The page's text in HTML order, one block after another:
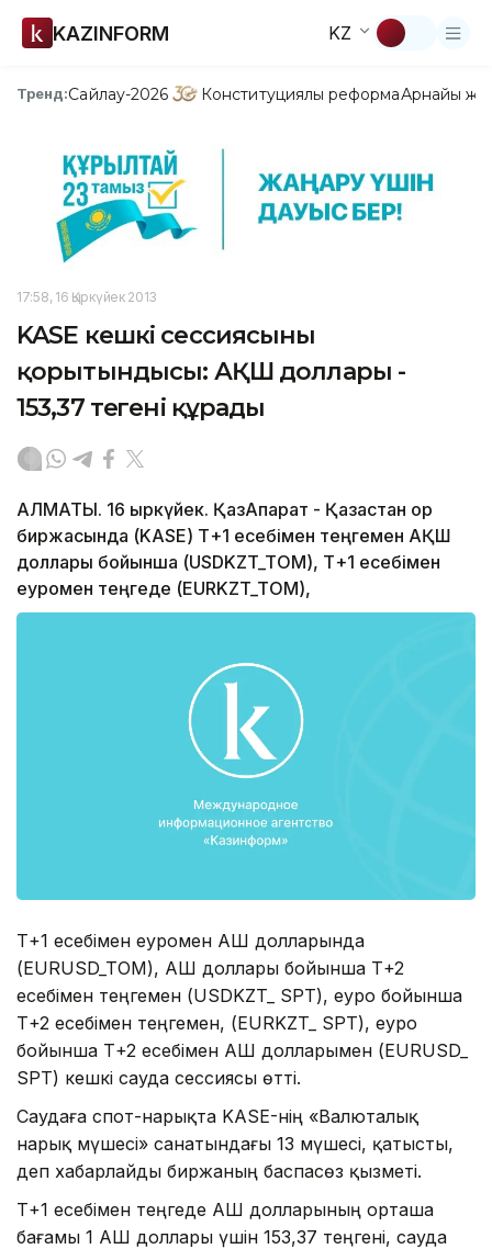
KAZINFORM KZ
Тренд:Сайлау-2026 Конституциялық реформаАрнайы
17:58, 16 Қыркүйек 2013
KASE кешкі сессиясының
қорытындысы: АҚШ доллары -
153,37 теңгені құрады
АЛМАТЫ. 16 қыркүйек. ҚазАқпарат - Қазақстан қор
биржасында (KASE) Т+1 есебімен теңгемен АҚШ
доллары бойынша (USDKZT_TOM), Т+1 есебімен
еуромен теңгеде (EURKZT_TOM),
Т+1 есебімен еуромен АҚШ долларында
(EURUSD_TOM), АҚШ доллары бойынша Т+2
есебімен теңгемен (USDKZT_ SPT), еуро бойынша
Т+2 есебімен теңгемен, (EURKZT_ SPT), еуро
бойынша Т+2 есебімен АҚШ долларымен (EURUSD_
SPT) кешкі сауда сессиясы өтті.
Саудаға спот-нарықта KASE-нің «Валюталық
нарық мүшесі» санатындағы 13 мүшесі, қатысты,
деп хабарлайды биржаның баспасөз қызметі.
Т+1 есебімен теңгеде АҚШ долларының орташа
бағамы 1 АҚШ доллары үшін 153,37 теңгені, сауда